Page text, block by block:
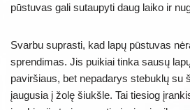
pūstuvas gali sutaupyti daug laiko ir
Svarbu suprasti, kad lapų pūstuvas
sprendimas. Jis puikiai tinka sausų
paviršiaus, bet nepadarys stebuklų su
įaugusia į žolę šiukšle. Tai tiesiog